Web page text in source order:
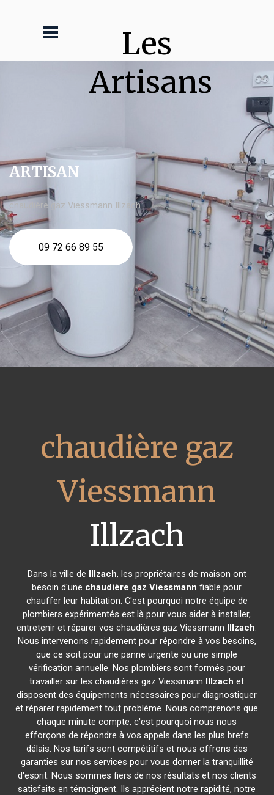
Les
Artisans
ARTISAN
chaudière gaz Viessmann Illzach
09 72 66 89 55
chaudière gaz
Viessmann
Illzach
Dans la ville de Illzach, les propriétaires de maison ont
besoin d'une chaudière gaz Viessmann fiable pour
chauffer leur habitation. C'est pourquoi notre équipe de
plombiers expérimentés est là pour vous aider à installer,
entretenir et réparer vos chaudières gaz Viessmann Illzach.
Nous intervenons rapidement pour répondre à vos besoins,
que ce soit pour une panne urgente ou une simple
vérification annuelle. Nos plombiers sont formés pour
travailler sur les chaudières gaz Viessmann Illzach et
disposent des équipements nécessaires pour diagnostiquer
et réparer rapidement tout problème. Nous comprenons que
chaque minute compte, c'est pourquoi nous nous
efforçons de répondre à vos appels dans les plus brefs
délais. Nos tarifs sont compétitifs et nous offrons des
garanties sur nos services pour vous donner la tranquillité
d'esprit. Nous sommes fiers de nos résultats et nos clients
satisfaits en témoignent. Ils apprécient notre rapidité, notre